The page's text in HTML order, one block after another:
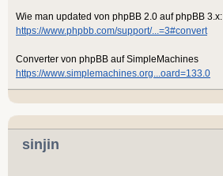
Wie man updated von phpBB 2.0 auf phpBB 3.x:
https://www.phpbb.com/support/...=3#convert
Converter von phpBB auf SimpleMachines
https://www.simplemachines.org...oard=133.0
sinjin